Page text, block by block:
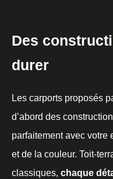
Des
durer
Les carports proposés
d’abord des
parfaitement avec votre
et de la couleur. Toit-
classiques, chaque